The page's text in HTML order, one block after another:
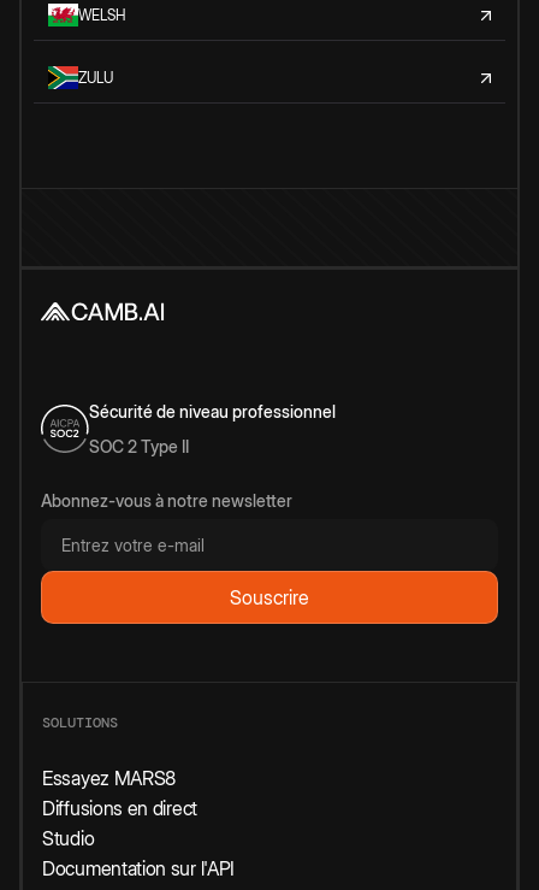
WELSH
ZULU
Sécurité de niveau professionnel
SOC 2 Type II
Abonnez-vous à notre newsletter
SOLUTIONS
Essayez MARS8
Diffusions en direct
Studio
Documentation sur l'API